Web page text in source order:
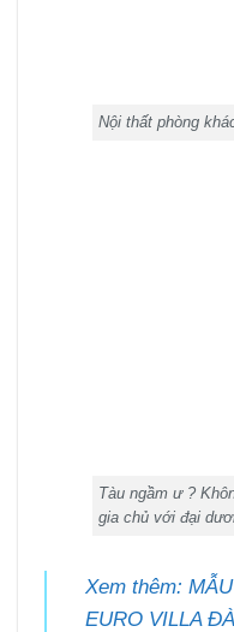
Nội thất phòng
Tàu ngầm ư ?
gia chủ với đại
Xem thêm:
EURO VILLA